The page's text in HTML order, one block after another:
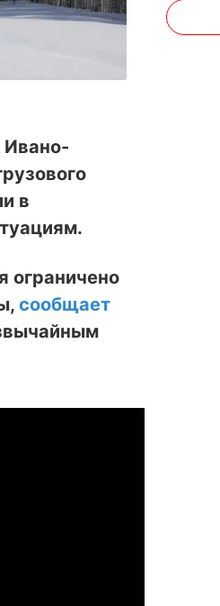
Ивано-
в
ограничено
сообщает